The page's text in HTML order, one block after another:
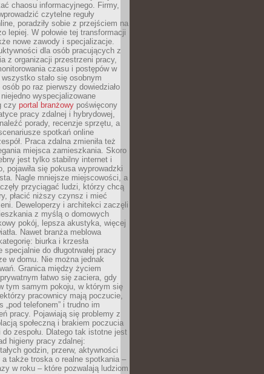
chaosu informacyjnego. Firmy,
czytelne reguły
poradziły sobie z przejściem na
lepiej. W połowie tej transformacji
nowe zawody i specjalizacje.
dla osób pracujących z
z organizacji przestrzeni pracy,
czasu i postępów w
stało się osobnym
po raz pierwszy dowiedziało
wyspecjalizowane
czy portal branżowy poświęcony
pracy zdalnej i hybrydowej,
porady, recenzje sprzętu, a
spotkań online
Praca zdalna zmieniła też
miejsca zamieszkania. Skoro
jest tylko stabilny internet i
pojawiła się pokusa wyprowadzki
Nagle mniejsze miejscowości, a
przyciągać ludzi, którzy chcą
płacić niższy czynsz i mieć
Deweloperzy i architekci zaczęli
z myślą o domowych
pokój, lepsza akustyka, więcej
Nawet branża meblowa
biurka i krzesła
specjalnie do długotrwałej pracy
w domu. Nie można jednak
Granica między życiem
łatwo się zaciera, gdy
tym samym pokoju, w którym się
pracownicy mają poczucie,
„pod telefonem” i trudno im
pracy. Pojawiają się problemy z
społeczną i brakiem poczucia
do zespołu. Dlatego tak istotne jest
higieny pracy zdalnej:
godzin, przerw, aktywności
a także troska o realne spotkania –
w roku – które pozwalają ludziom